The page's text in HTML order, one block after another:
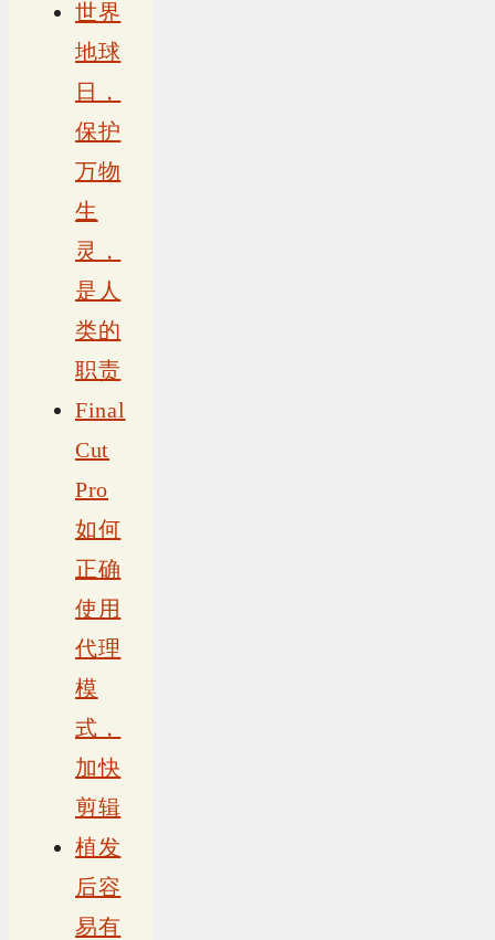
世界
地球
日，
保护
万物
生
灵，
是人
类的
职责
Final
Cut
Pro
如何
正确
使用
代理
模
式，
加快
剪辑
植发
后容
易有